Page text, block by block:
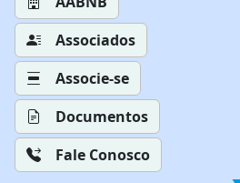
Associados
Associe-se
Documentos
Fale Conosco